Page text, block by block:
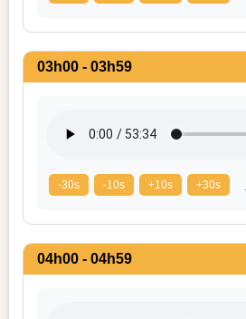
03h00 - 03h59
-30s -10s +10s +30s
04h00 - 04h59